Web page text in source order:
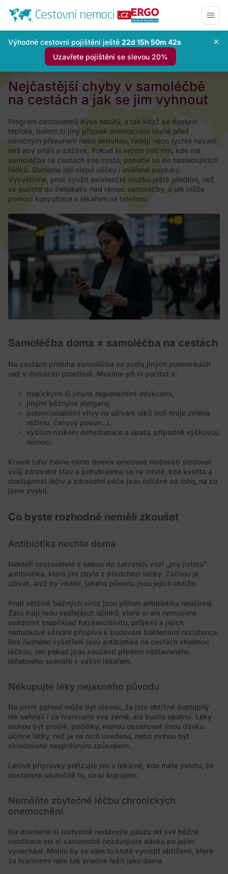
Výhodné cestovní pojištění ještě 22d 15h 50m 41s
Uzavřete pojištění se slevou 20%
Nejčastější chyby v samoléčbě
na cestách a jak se jim vyhnout
Program cestovatelů bývá nabitý, a tak když se dostaví
teplota, bolest či jiný příznak onemocnění těsně před
náročným přesunem nebo aktivitou, raději něco rychle nasadí,
než aby přišli o zážitek. Pokud si nejste jisti tím, kde má
samoléčba na cestách své místo, ponořte se do následujících
řádků. Shrneme její slepé uličky i ověřené postupy.
Vysvětlíme, proč využít asistenční službu ještě předtím, než
se pustíte do čehokoliv nad rámec samoléčby, a jak může
pomoci konzultace s lékařem na telefonu.
Samoléčba doma ≠ samoléčba na cestách
Na cestách probíhá samoléčba ve zcela jiných podmínkách
než v domácím prostředí. Musíme při ní počítat s:
tropickými či jinými regionálními infekcemi,
jinými běžnými alergeny,
potencionálními vlivy na užívání léků (roli hraje změna
režimu, časový posun...),
vyšším rizikem dehydratace a úpalu, případně výškovou
nemocí.
Kromě toho máme mimo domov omezené možnosti sledovat
svůj zdravotní stav a pohybujeme se na místě, kde kvalita a
dostupnost léčiv a zdravotní péče jsou odlišné od toho, na co
jsme zvyklí.
Co byste rozhodně neměli zkoušet
Antibiotika nechte doma
Někteří cestovatelé s sebou do zahraničí vozí „pro jistotu”
antibiotika, která jim zbyla z předchozí léčby. Začnou je
užívat, aniž by věděli, jakého původu jsou jejich obtíže.
Proti většině běžných viróz jsou přitom antibiotika neúčinná.
Zato mají řadu vedlejších účinků, které si ani nemusíme
uvědomit (například fotosenzitivitu, průjem) a jejich
namátkové užívání přispívá k budování bakteriální rezistence.
Bez řádného vyšetření jsou antibiotika na cestách vhodnou
léčbou, jen pokud jsou součástí předem nastaveného
léčebného scénáře s vaším lékařem.
Nekupujte léky nejasného původu
Na první pohled může být úlevou, že jste obtížně dostupný
lék sehnali i za hranicemi své země, ale buďte opatrní. Léky
mohou být prošlé, padělky, mohou obsahovat jinou dávku
účinné látky, než je na nich uvedeno, nebo mohou být
skladované nesprávným způsobem.
Léčivé přípravky pořizujte jen v lékárně, kde máte jistotu, že
dostanete skutečně to, co si kupujete.
Neměňte zbytečně léčbu chronických
onemocnění
Na dovolené si rozhodně nedávejte pauzu od své běžné
medikace ani si samovolně nezdvojujte dávku po jejím
vynechání. Mohlo by se vám to krutě vymstít obtížemi, které
za hranicemi není tak snadné řešit jako doma.